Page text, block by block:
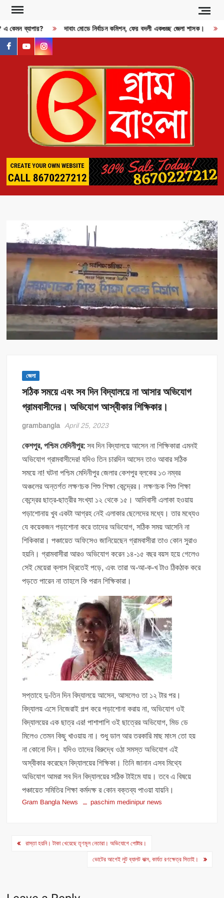
Skip
content
কেমন ব্যাপার? দাবাং মোডে নির্বাচন কমিশন, ফের বদলী একগুচ্ছ জেলা শাসক।
facebook
youtubeinstagram
জেলা
সঠিক সময়ে এবং সব দিন বিদ্যালয়ে না আসার অভিযোগ
গ্রামবাসীদের। অভিযোগ আস্বীকার শিক্ষিকার।
grambangla April 25, 2023
কেশপুর, পশ্চিম মেদিনীপুর: সব দিন বিদ্যালয়ে আসেন না শিক্ষিকারা এমনই
অভিযোগ গ্রামবাসীদের! যদিও তিন চারদিন আসেন তাও আবার সঠিক
সময়ে না! ঘটনা পশ্চিম মেদিনীপুর জেলার কেশপুর ব্লকের ১৩ নম্বর
অঞ্চলের অন্তর্গত লক্ষণচক শিশু শিক্ষা কেন্দ্রের। লক্ষণচক শিশু শিক্ষা
কেন্দ্রের ছাত্র-ছাত্রীর সংখ্যা ১২ থেকে ১৫। আদিবাসী এলাকা হওয়ায়
পড়াশোনায় খুব একটা আগ্রহ নেই এলাকার ছেলেদের মধ্যে। তার মধ্যেও
যে কয়েকজন পড়াশোনা করে তাদের অভিযোগ, সঠিক সময় আসেনি না
শিকিকারা। পঞ্চায়েত অফিসেও জানিয়েছেন গ্রামবাসীরা তাও কোন সুরাও
হয়নি। গ্রামবাসীরা আরও অভিযোগ করেন ১৪-১৫ বছর বয়স হয়ে গেলেও
সেই মেয়েরা ক্লাস থ্রিতেই পড়ে, এবং তারা অ-আ-ক-খ টাও ঠিকঠাক করে
পড়তে পারেন না তাহলে কি পরান শিক্ষিকারা।
সপ্তাহে দু-তিন দিন বিদ্যালয়ে আসেন, আসলেও তা ১২ টার পর।
বিদ্যালয় এসে নিজেরাই গল্প করে পড়াশোনা করায় না, অভিযোগ ওই
বিদ্যালয়ের এক ছাত্র এর! পাশাপাশি ওই ছাত্রের অভিযোগ, মিড ডে
মিলেও তেমন কিছু খাওয়ায় না। শুধু ডাল আর তরকারি মাছ মাংস তো হয়
না কোনো দিন। যদিও তাদের বিরুদ্ধে ওঠা সমস্ত অভিযোগ এই
অস্বীকার করেছেন বিদ্যালয়ের শিক্ষিকা। তিনি জানান এসব মিথ্যে
অভিযোগ আমরা সব দিন বিদ্যালয়ের সঠিক টাইমে যায়। তবে এ বিষয়ে
পঞ্চায়েত সমিতির শিক্ষা কর্মদক্ষ র কোন বক্তব্য পাওয়া যায়নি।
Gram Bangla News paschim medinipur news
Post
রাস্তা হয়নি। টাকা খেয়েছে তৃণমূল নেতারা। অভিযোগে পোষ্টার।
ভোটের আগেই লুট ব্যালট বাক্স, কার্যত রণক্ষেত্র সিতাই।